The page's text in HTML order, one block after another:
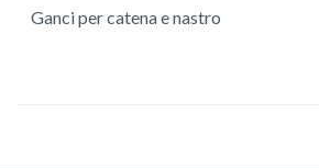
Ganci per catena e nastro